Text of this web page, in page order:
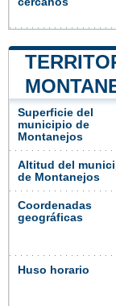
Superficie del
municipio de
Montanejos
Altitud del
de Montanejos
Coordenadas
geográficas
Huso horario